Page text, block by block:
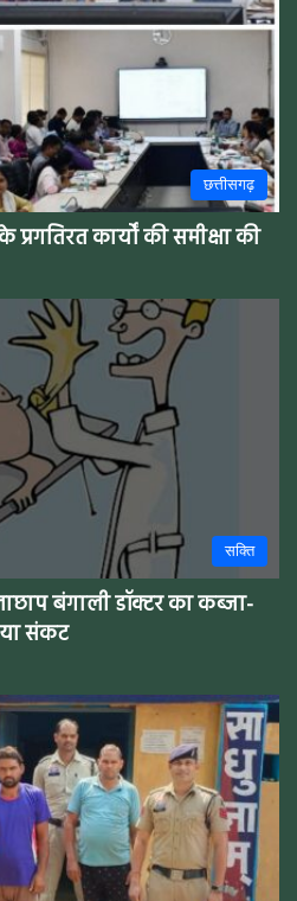
छत्तीसगढ़
कार्यों की समीक्षा की
सक्ति
बंगाली डॉक्टर का कब्जा-
संकट